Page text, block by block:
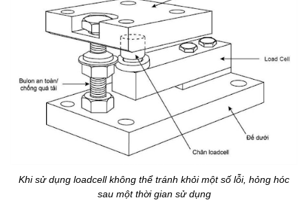
Khi sử dụng loadcell không thể tránh khỏi một số lỗi, hỏng hóc
sau một thời gian sử dụng